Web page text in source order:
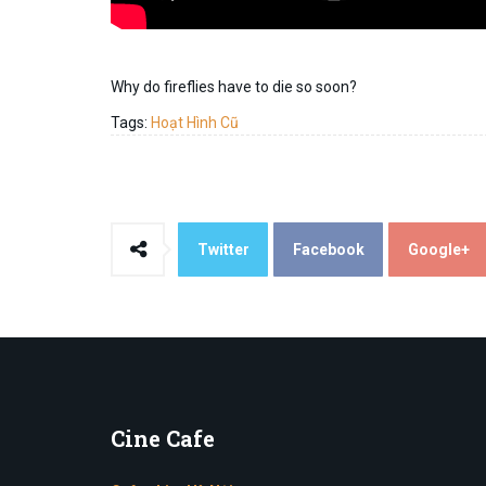
Why do fireflies have to die so soon?
Tags: Hoạt Hình Cũ
Twitter Facebook Google+
Cine Cafe